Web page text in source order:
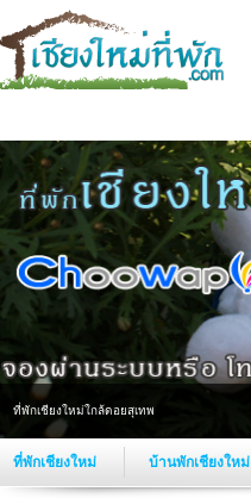
ที่พักเชียงใหม่ใกล้ดอยสุเทพ
ที่พักเชียงใหม่ บ้านพักเชียงใหม่